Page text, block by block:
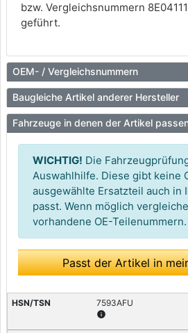
bzw. Vergleichsnummern
geführt.
OEM- / Vergleichsnummern
Baugleiche Artikel anderer Hersteller
Fahrzeuge in denen der Artikel
WICHTIG! Die
Auswahlhilfe. Diese gibt keine
ausgewählte Ersatzteil auch in
passt. Wenn möglich
vorhandene OE-Teilenummern.
Passt der Artikel in
7593AFU
info